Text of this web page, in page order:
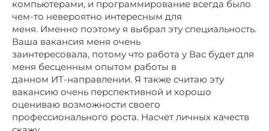
компьютерами, и программирование всегда было
чем-то невероятно интересным для
меня. Именно поэтому я выбрал эту специальность.
Ваша вакансия меня очень
заинтересовала, потому что работа у Вас будет для
меня бесценным опытом работы в
данном ИТ-направлении. Я также считаю эту
вакансию очень перспективной и хорошо
оцениваю возможности своего
профессионального роста. Насчет личных качеств